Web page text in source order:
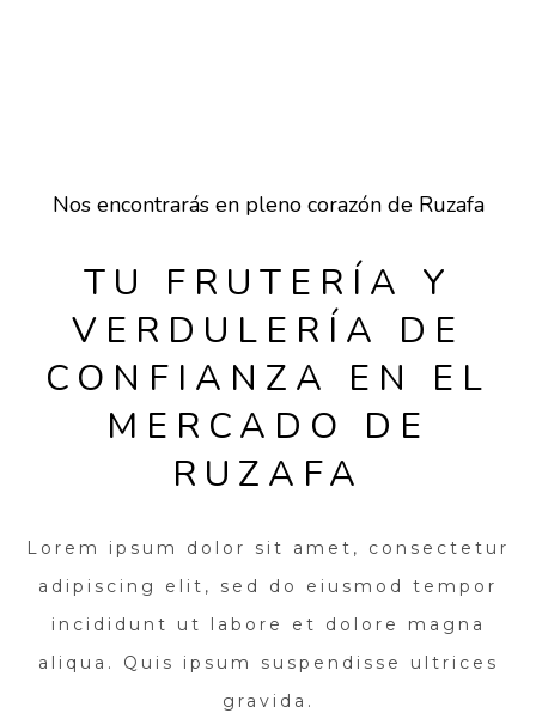
Nos encontrarás en pleno corazón de Ruzafa
TU FRUTERÍA Y
VERDULERÍA DE
CONFIANZA EN EL
MERCADO DE
RUZAFA
Lorem ipsum dolor sit amet, consectetur
adipiscing elit, sed do eiusmod tempor
incididunt ut labore et dolore magna
aliqua. Quis ipsum suspendisse ultrices
gravida.